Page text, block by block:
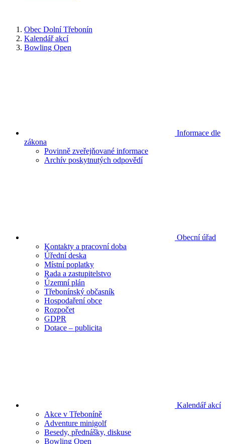
Obec Dolní Třebonín
Kalendář akcí
Bowling Open
Informace dle
zákona
Povinně zveřejňované informace
Archív poskytnutých odpovědí
Obecní úřad
Kontakty a pracovní doba
Úřední deska
Místní poplatky
Rada a zastupitelstvo
Územní plán
Třebonínský občasník
Hospodaření obce
Rozpočet
GDPR
Dotace – publicita
Kalendář akcí
Akce v Třeboníně
Adventure minigolf
Besedy, přednášky, diskuse
Bowling Open